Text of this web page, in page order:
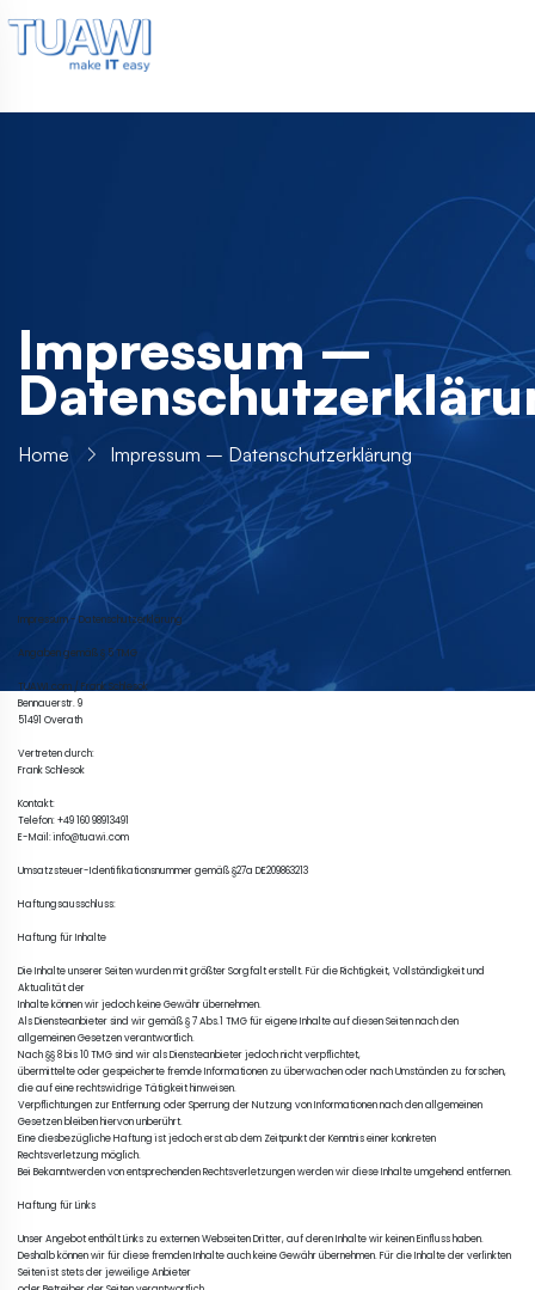
Impressum –
Home Impressum – Datenschutzerklärung
Impressum - Datenschutzerklärung
Angaben gemäß § 5 TMG
TUAWI.com / Frank Schlesok
Bennauerstr. 9
51491 Overath
Vertreten durch:
Frank Schlesok
Kontakt:
Telefon: +49 160 98913491
E-Mail: info@tuawi.com
Umsatzsteuer-Identifikationsnummer gemäß §27a DE209863213
Haftungsausschluss:
Haftung für Inhalte
Die Inhalte unserer Seiten wurden mit größter Sorgfalt erstellt. Für die Richtigkeit, Vollständigkeit und
Aktualität der
Inhalte können wir jedoch keine Gewähr übernehmen.
Als Diensteanbieter sind wir gemäß § 7 Abs.1 TMG für eigene Inhalte auf diesen Seiten nach den
allgemeinen Gesetzen verantwortlich.
Nach §§ 8 bis 10 TMG sind wir als Diensteanbieter jedoch nicht verpflichtet,
übermittelte oder gespeicherte fremde Informationen zu überwachen oder nach Umständen zu forschen,
die auf eine rechtswidrige Tätigkeit hinweisen.
Verpflichtungen zur Entfernung oder Sperrung der Nutzung von Informationen nach den allgemeinen
Gesetzen bleiben hiervon unberührt.
Eine diesbezügliche Haftung ist jedoch erst ab dem Zeitpunkt der Kenntnis einer konkreten
Rechtsverletzung möglich.
Bei Bekanntwerden von entsprechenden Rechtsverletzungen werden wir diese Inhalte umgehend entfernen.
Haftung für Links
Unser Angebot enthält Links zu externen Webseiten Dritter, auf deren Inhalte wir keinen Einfluss haben.
Deshalb können wir für diese fremden Inhalte auch keine Gewähr übernehmen. Für die Inhalte der verlinkten
Seiten ist stets der jeweilige Anbieter